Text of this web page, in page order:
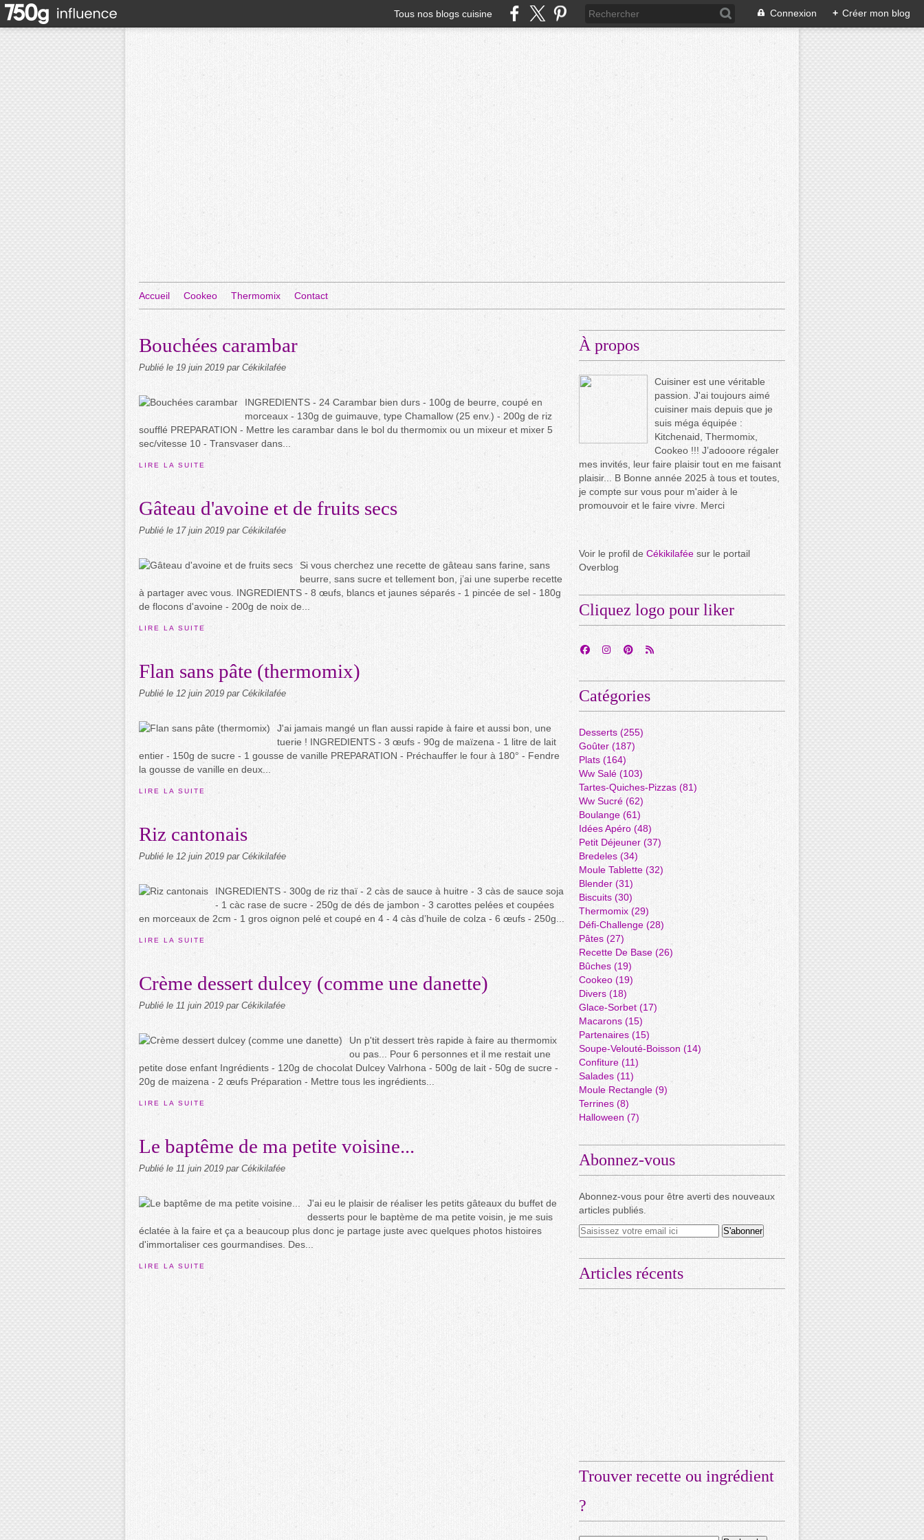
Tous nos blogs cuisine Connexion + Créer mon blog
Accueil Cookeo Thermomix Contact
Bouchées carambar
Publié le 19 juin 2019 par Cékikilafée
INGREDIENTS - 24 Carambar bien durs - 100g de beurre, coupé en
morceaux - 130g de guimauve, type Chamallow (25 env.) - 200g de riz
soufflé PREPARATION - Mettre les carambar dans le bol du thermomix ou un mixeur et mixer 5
sec/vitesse 10 - Transvaser dans...
LIRE LA SUITE
Gâteau d'avoine et de fruits secs
Publié le 17 juin 2019 par Cékikilafée
Si vous cherchez une recette de gâteau sans farine, sans
beurre, sans sucre et tellement bon, j’ai une superbe recette
à partager avec vous. INGREDIENTS - 8 œufs, blancs et jaunes séparés - 1 pincée de sel - 180g
de flocons d'avoine - 200g de noix de...
LIRE LA SUITE
Flan sans pâte (thermomix)
Publié le 12 juin 2019 par Cékikilafée
J'ai jamais mangé un flan aussi rapide à faire et aussi bon, une
tuerie ! INGREDIENTS - 3 œufs - 90g de maïzena - 1 litre de lait
entier - 150g de sucre - 1 gousse de vanille PREPARATION - Préchauffer le four à 180° - Fendre
la gousse de vanille en deux...
LIRE LA SUITE
Riz cantonais
Publié le 12 juin 2019 par Cékikilafée
INGREDIENTS - 300g de riz thaï - 2 càs de sauce à huitre - 3 càs de sauce soja
- 1 càc rase de sucre - 250g de dés de jambon - 3 carottes pelées et coupées
en morceaux de 2cm - 1 gros oignon pelé et coupé en 4 - 4 càs d’huile de colza - 6 œufs - 250g...
LIRE LA SUITE
Crème dessert dulcey (comme une danette)
Publié le 11 juin 2019par Cékikilafée
Un p'tit dessert très rapide à faire au thermomix
ou pas... Pour 6 personnes et il me restait une
petite dose enfant Ingrédients - 120g de chocolat Dulcey Valrhona - 500g de lait - 50g de sucre -
20g de maizena - 2 œufs Préparation - Mettre tous les ingrédients...
LIRE LA SUITE
Le baptême de ma petite voisine...
Publié le 11 juin 2019 par Cékikilafée
J'ai eu le plaisir de réaliser les petits gâteaux du buffet de
desserts pour le baptème de ma petite voisin, je me suis
éclatée à la faire et ça a beaucoup plus donc je partage juste avec quelques photos histoires
d'immortaliser ces gourmandises. Des...
LIRE LA SUITE
À propos
Cuisiner est une véritable
passion. J'ai toujours aimé
cuisiner mais depuis que je
suis méga équipée :
Kitchenaid, Thermomix,
Cookeo !!! J’adooore régaler
mes invités, leur faire plaisir tout en me faisant
plaisir... B Bonne année 2025 à tous et toutes,
je compte sur vous pour m'aider à le
promouvoir et le faire vivre. Merci
Voir le profil de Cékikilafée sur le portail
Overblog
Cliquez logo pour liker
Catégories
Desserts (255)
Goûter (187)
Plats (164)
Ww Salé (103)
Tartes-Quiches-Pizzas (81)
Ww Sucré (62)
Boulange (61)
Idées Apéro (48)
Petit Déjeuner (37)
Bredeles (34)
Moule Tablette (32)
Blender (31)
Biscuits (30)
Thermomix (29)
Défi-Challenge (28)
Pâtes (27)
Recette De Base (26)
Bûches (19)
Cookeo (19)
Divers (18)
Glace-Sorbet(17)
Macarons (15)
Partenaires (15)
Soupe-Velouté-Boisson (14)
Confiture (11)
Salades (11)
Moule Rectangle (9)
Terrines (8)
Halloween (7)
Abonnez-vous
Abonnez-vous pour être averti des nouveaux
articles publiés.
Articles récents
Trouver recette ou ingrédient
?